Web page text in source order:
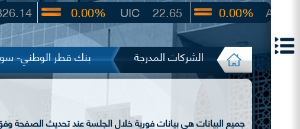
22.65
UIC
0.00% 64.00
ARBS
0.00%
الشركات المدرجة بنك قطر الوطني-
جميع البيانات هي بيانات فورية خلال الجلسة عند تحديث الصفحة